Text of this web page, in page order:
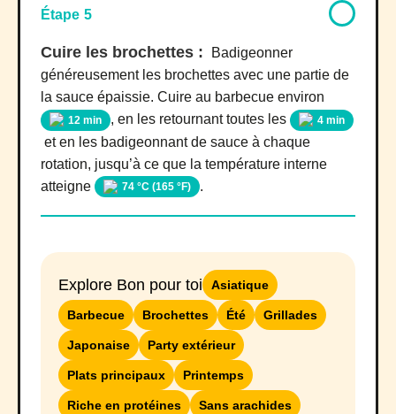
Étape 5
Cuire les brochettes :
Badigeonner
généreusement les brochettes avec une partie de
la sauce épaissie. Cuire au barbecue environ
12 min , en les retournant toutes les 4 min
et en les badigeonnant de sauce à chaque
rotation, jusqu’à ce que la température interne
atteigne
74 °C (165 °F) .
Explore Bon pour toi Asiatique
Barbecue Brochettes Été Grillades
Japonaise Party extérieur
Plats principaux Printemps
Riche en protéines Sans arachides